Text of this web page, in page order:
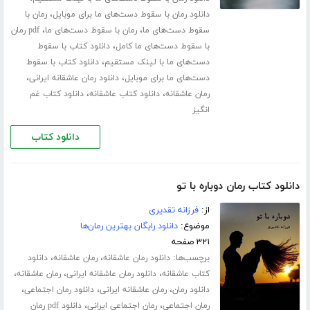
دانلود رمان با سقوط دست‌های ما برای موبایل،رمان با
سقوط دست‌های ما،رمان با سقوط دست‌های ما،
pdf رمان
با سقوط دست‌های ما کامل،دانلود کتاب با سقوط
دست‌های ما با لینک مستقیم،دانلود کتاب با سقوط
دست‌های ما برای موبایل،دانلود رمان عاشقانه ایرانی،
رمان عاشقانه،دانلود کتاب عاشقانه،دانلود کتاب غم
انگیز
دانلود کتاب
دانلود کتاب رمان دوباره با تو
از:فرزانه تقدیری
موضوع:دانلود رایگان بهترین رمان‌ها
۳۲۱ صفحه
برچسب‌ها:دانلود رمان عاشقانه،رمان عاشقانه،دانلود
کتاب عاشقانه،دانلود رمان عاشقانه ایرانی،رمان عاشقانه،
دانلود رمان،رمان عاشقانه ایرانی،دانلود رمان اجتماعی،
رمان اجتماعی،رمان اجتماعی ایرانی،
دانلود pdf رمان